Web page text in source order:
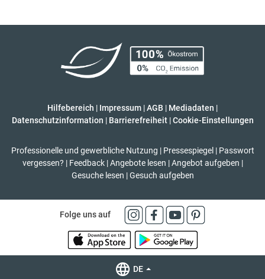
Hilfebereich | Impressum |AGB | Mediadaten |
Datenschutzinformation | Barrierefreiheit | Cookie-Einstellungen
Professionelle und gewerbliche Nutzung | Pressespiegel | Passwort
vergessen? | Feedback | Angebote lesen | Angebot aufgeben |
Gesuche lesen | Gesuch aufgeben
Folge uns auf
DE